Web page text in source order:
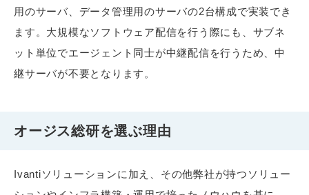
用のサーバ、データ管理用のサーバの2台構成で実装でき
ます。大規模なソフトウェア配信を行う際にも、サブネ
ット単位でエージェント同士が中継配信を行うため、中
継サーバが不要となります。
オージス総研を選ぶ理由
Ivantiソリューションに加え、その他弊社が持つソリュー